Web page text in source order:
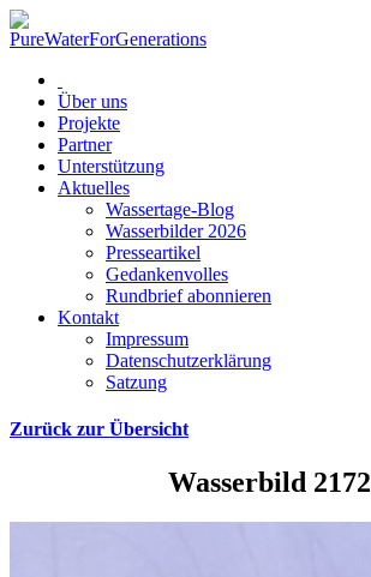
Über uns
Projekte
Partner
Unterstützung
Aktuelles
Wassertage-Blog
Wasserbilder 2026
Presseartikel
Gedankenvolles
Rundbrief abonnieren
Kontakt
Impressum
Datenschutzerklärung
Satzung
Zurück zur Übersicht
Wasserbild 2172